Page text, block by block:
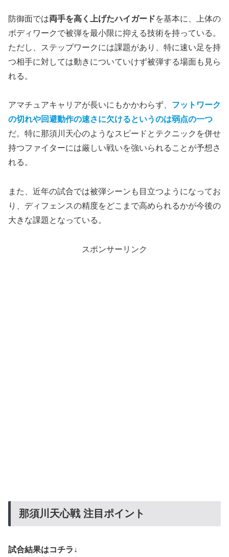
防御面では両手を高く上げたハイガードを基本に、上体の
ボディワークで被弾を最小限に抑える技術を持っている。
ただし、ステップワークには課題があり、特に速い足を持
つ相手に対しては動きについていけず被弾する場面も見ら
れる。
アマチュアキャリアが長いにもかかわらず、 フットワーク
の切れや回避動作の速さに欠けるというのは弱点の一つ
だ。特に那須川天心のようなスピードとテクニックを併せ
持つファイターには厳しい戦いを強いられることが予想さ
れる。
また、近年の試合では被弾シーンも目立つようになってお
り、ディフェンスの精度をどこまで高められるかが今後の
大きな課題となっている。
スポンサーリンク
那須川天心戦 注目ポイント
試合結果はコチラ↓